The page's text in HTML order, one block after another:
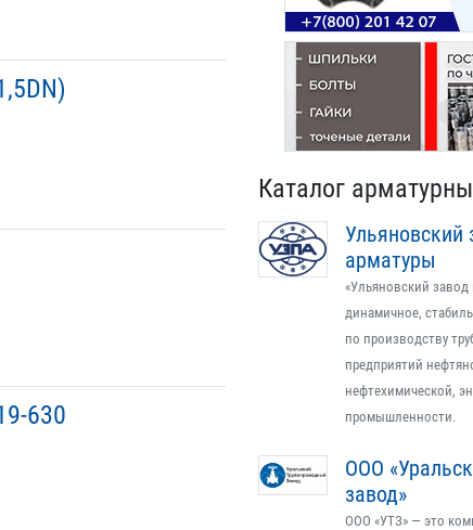
630
Каталог
арматуры
«Ульяновский
динамичное,
по производству
предприятий
нефтехимической,
промышленности.
ООО
завод»
ООО «УТЗ» — это